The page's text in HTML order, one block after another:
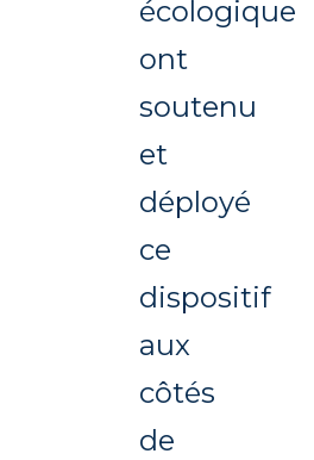
écologique
ont
soutenu
et
déployé
ce
dispositif
aux
côtés
de